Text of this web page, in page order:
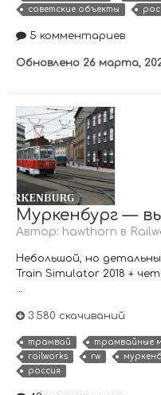
советские объекты
5 комментариев
Обновлено 26 марта,
Автор: hawthorn в
Небольшой, но
Train Simulator 2018 +
...
3 580 скачиваний
трамвай трамвайные
railworks
rw
россия